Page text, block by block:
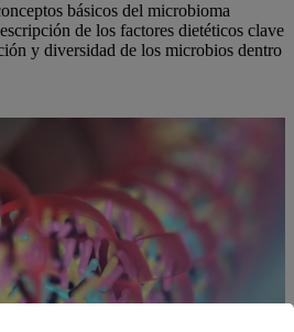
básicos del microbioma
de los factores dietéticos clave
y diversidad de los microbios dentro